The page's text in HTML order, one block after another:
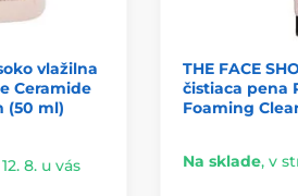
vlažilna
Ceramide
(50 ml)
8. u vás
THE FACE
čistiaca pena
Foaming
Na sklade, v